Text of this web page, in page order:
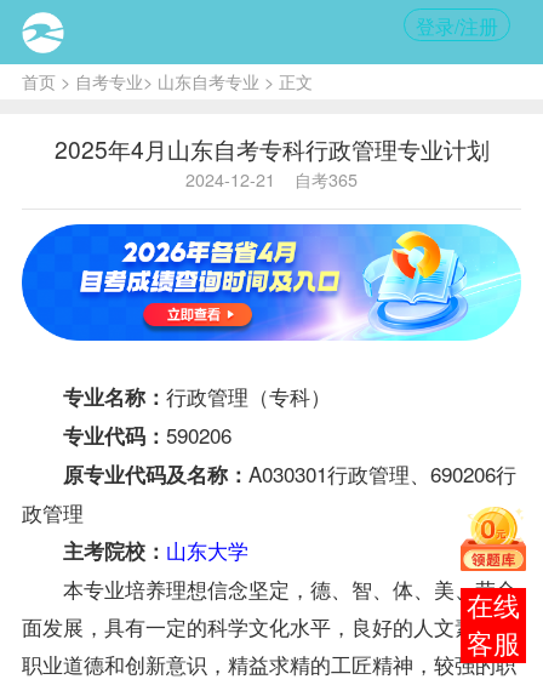
登录/注册
首页> 自考专业> 山东自考专业 > 正文
2025年4月山东自考专科行政管理专业计划
2024-12-21 自考365
专业名称： 行政管理（专科）
专业代码： 590206
原专业代码及名称： A030301行政管理、690206行
政管理
主考院校： 山东大学
本专业培养理想信念坚定，德、智、体、美、劳全
面发展，具有一定的科学文化水平，良好的人文素养、
职业道德和创新意识，精益求精的工匠精神，较强的职
报考
咨询